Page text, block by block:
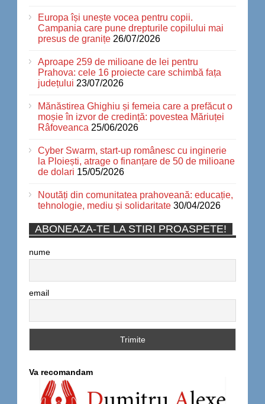
Europa își unește vocea pentru copii.
Campania care pune drepturile copilului mai
presus de granițe 26/07/2026
Aproape 259 de milioane de lei pentru
Prahova: cele 16 proiecte care schimbă fața
județului 23/07/2026
Mănăstirea Ghighiu și femeia care a prefăcut o
moșie în izvor de credință: povestea Măriuței
Râfoveanca 25/06/2026
Cyber Swarm, start-up românesc cu inginerie
la Ploiești, atrage o finanțare de 50 de milioane
de dolari 15/05/2026
Noutăți din comunitatea prahoveană: educație,
tehnologie, mediu și solidaritate 30/04/2026
ABONEAZA-TE LA STIRI PROASPETE!
nume
email
Va recomandam